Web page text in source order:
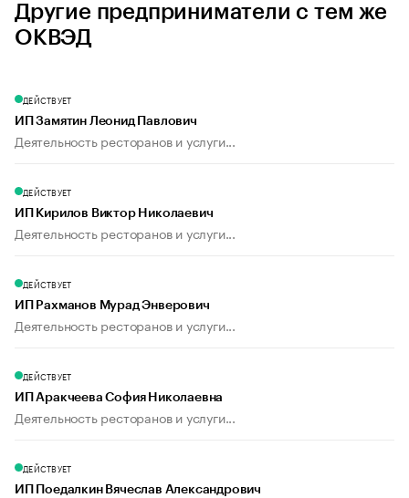
Другие предприниматели с тем же
ОКВЭД
ДЕЙСТВУЕТ
ИП Замятин Леонид Павлович
Деятельность ресторанов и услуги...
ДЕЙСТВУЕТ
ИП Кирилов Виктор Николаевич
Деятельность ресторанов и услуги...
ДЕЙСТВУЕТ
ИП Рахманов Мурад Энверович
Деятельность ресторанов и услуги...
ДЕЙСТВУЕТ
ИП Аракчеева София Николаевна
Деятельность ресторанов и услуги...
ДЕЙСТВУЕТ
ИП Поедалкин Вячеслав Александрович